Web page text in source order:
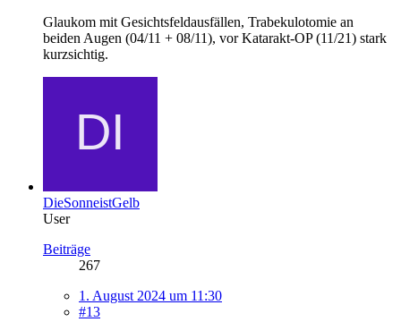
Glaukom mit Gesichtsfeldausfällen, Trabekulotomie an
beiden Augen (04/11 + 08/11), vor Katarakt-OP (11/21) stark
kurzsichtig.
DieSonneistGelb
User
Beiträge
267
1. August 2024 um 11:30
#13